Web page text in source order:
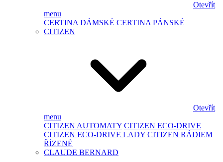
Otevřít
menu
CERTINA DÁMSKÉ CERTINA PÁNSKÉ
CITIZEN
Otevřít
menu
CITIZEN AUTOMATY CITIZEN ECO-DRIVE
CITIZEN ECO-DRIVE LADY CITIZEN RÁDIEM
ŘÍZENÉ
CLAUDE BERNARD